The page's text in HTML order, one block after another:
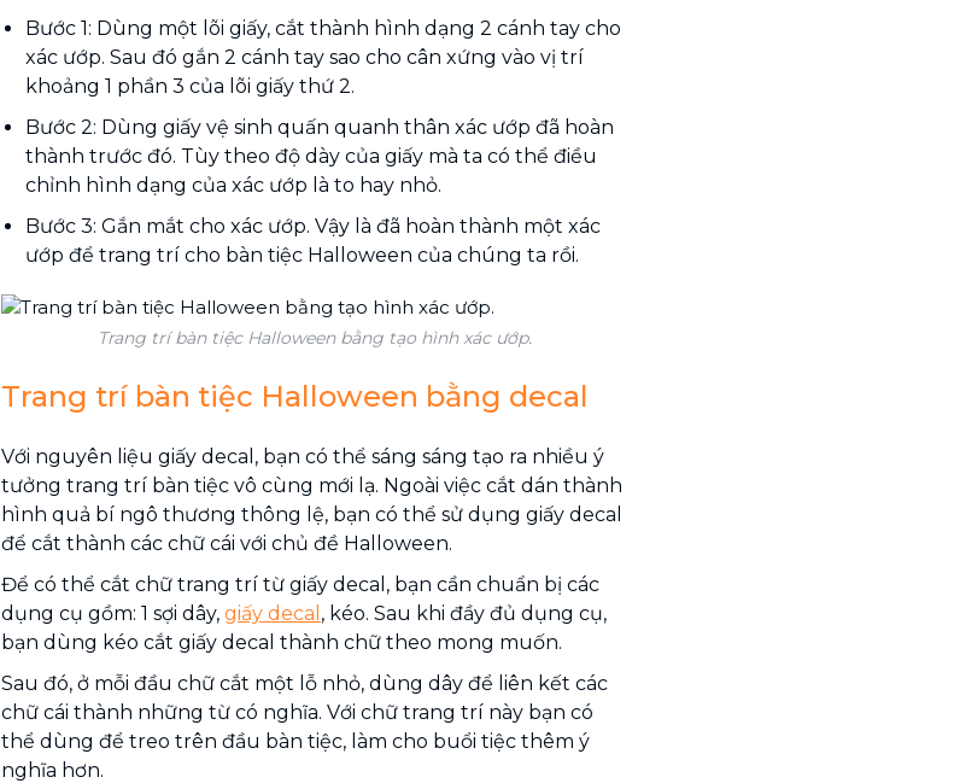
Bước 1: Dùng một lõi giấy, cắt thành hình dạng 2 cánh tay cho
xác ướp. Sau đó gắn 2 cánh tay sao cho cân xứng vào vị trí
khoảng 1 phần 3 của lõi giấy thứ 2.
Bước 2: Dùng giấy vệ sinh quấn quanh thân xác ướp đã hoàn
thành trước đó. Tùy theo độ dày của giấy mà ta có thể điều
chỉnh hình dạng của xác ướp là to hay nhỏ.
Bước 3: Gắn mắt cho xác ướp. Vậy là đã hoàn thành một xác
ướp để trang trí cho bàn tiệc Halloween của chúng ta rồi.
Trang trí bàn tiệc Halloween bằng tạo hình xác ướp.
Trang trí bàn tiệc Halloween bằng decal
Với nguyên liệu giấy decal, bạn có thể sáng sáng tạo ra nhiều ý
tưởng trang trí bàn tiệc vô cùng mới lạ. Ngoài việc cắt dán thành
hình quả bí ngô thương thông lệ, bạn có thể sử dụng giấy decal
để cắt thành các chữ cái với chủ đề Halloween.
Để có thể cắt chữ trang trí từ giấy decal, bạn cần chuẩn bị các
dụng cụ gồm: 1 sợi dây, giấy decal , kéo. Sau khi đầy đủ dụng cụ,
bạn dùng kéo cắt giấy decal thành chữ theo mong muốn.
Sau đó, ở mỗi đầu chữ cắt một lỗ nhỏ, dùng dây để liên kết các
chữ cái thành những từ có nghĩa. Với chữ trang trí này bạn có
thể dùng để treo trên đầu bàn tiệc, làm cho buổi tiệc thêm ý
nghĩa hơn.